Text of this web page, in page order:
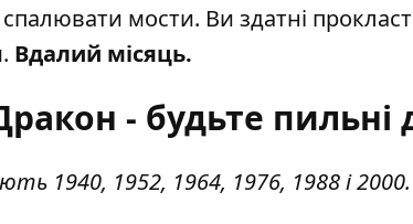
спалювати мости. Ви здатні
Вдалий місяць.
- будьте пильні
1940, 1952, 1964, 1976, 1988 і 2000.